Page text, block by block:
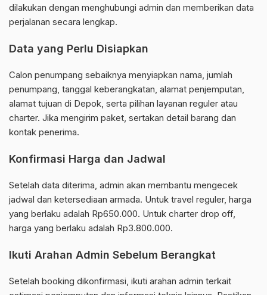
dilakukan dengan menghubungi admin dan memberikan data
perjalanan secara lengkap.
Data yang Perlu Disiapkan
Calon penumpang sebaiknya menyiapkan nama, jumlah
penumpang, tanggal keberangkatan, alamat penjemputan,
alamat tujuan di Depok, serta pilihan layanan reguler atau
charter. Jika mengirim paket, sertakan detail barang dan
kontak penerima.
Konfirmasi Harga dan Jadwal
Setelah data diterima, admin akan membantu mengecek
jadwal dan ketersediaan armada. Untuk travel reguler, harga
yang berlaku adalah Rp650.000. Untuk charter drop off,
harga yang berlaku adalah Rp3.800.000.
Ikuti Arahan Admin Sebelum Berangkat
Setelah booking dikonfirmasi, ikuti arahan admin terkait